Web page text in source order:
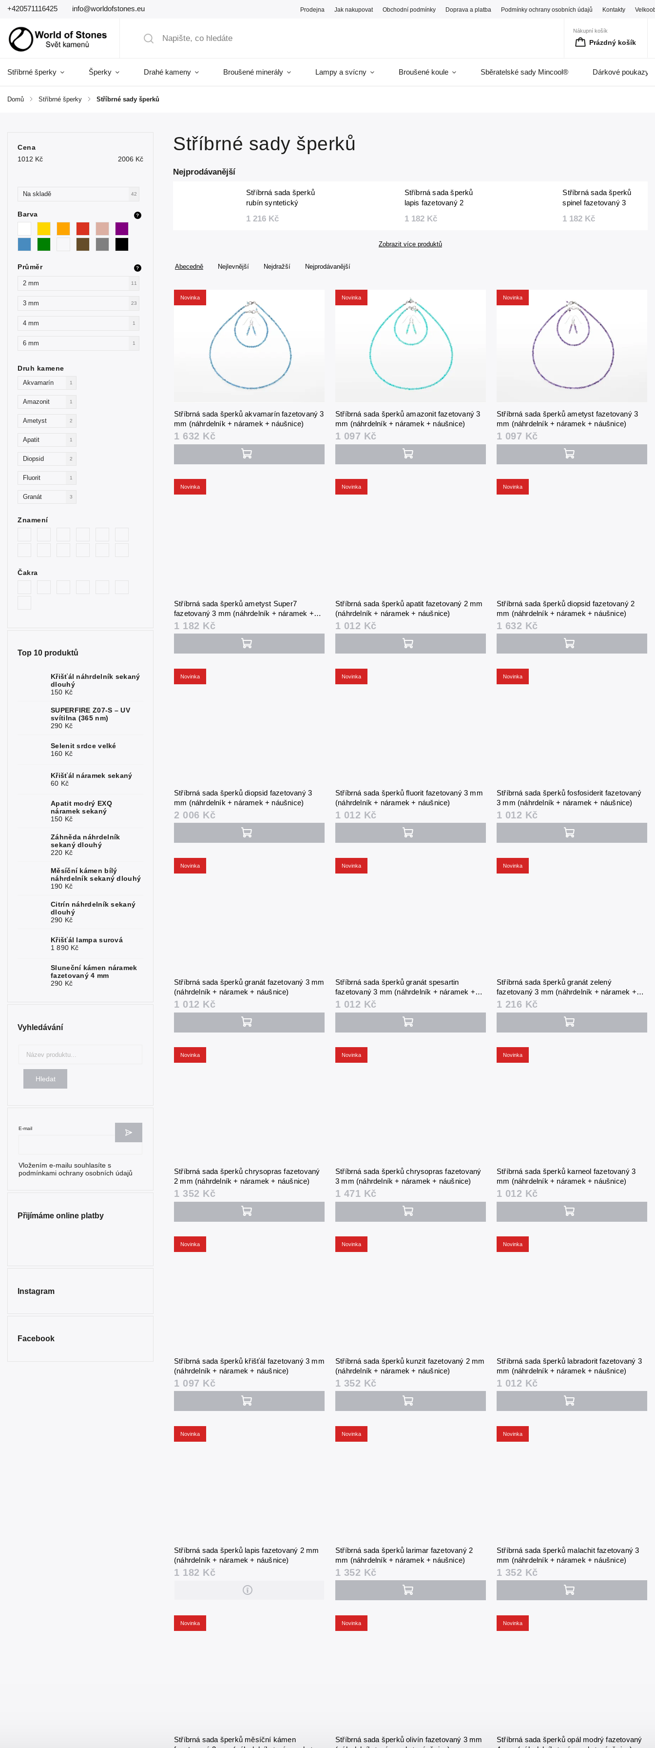
+420571116425 info@worldofstones.eu Prodejna Jak nakupovat Obchodní podmínky Doprava a platba Podmínky ochrany osobních údajů Kontakty
Nákupní košík
Prázdný košík
Stříbrné šperky Šperky Drahé kameny Broušené minerály Lampy a svícny Broušené koule Sběratelské sady Mincool® Dárkové poukazy
Domů / Stříbrné šperky / Stříbrné sady šperků
Cena
1012 Kč 2006 Kč
Na skladě 42
Barva ?
Průměr ?
2 mm 11
3 mm 23
4 mm 1
6 mm 1
Druh kamene
Akvamarín 1
Amazonit 1
Ametyst 2
Apatit 1
Diopsid 2
Fluorit 1
Granát 3
Chrysopras
Kunzit
Malachit
2
1
1
1
2
2
2
1
Fosfosiderit 1
Znamení
Čakra
Top 10 produktů
Křišťál náhrdelník sekaný
dlouhý
150 Kč
SUPERFIRE Z07-S – UV
svítilna (365 nm)
290 Kč
Selenit srdce velké
160 Kč
Křišťál náramek sekaný
60 Kč
Apatit modrý EXQ
náramek sekaný
150 Kč
Záhněda náhrdelník
sekaný dlouhý
220 Kč
Měsíční kámen bílý
náhrdelník sekaný dlouhý
190 Kč
Citrín náhrdelník sekaný
dlouhý
290 Kč
Křišťál lampa surová
1 890 Kč
Sluneční kámen náramek
fazetovaný 4 mm
290 Kč
Vyhledávání
Hledat
E-mail
Vložením e-mailu souhlasíte s
podmínkami ochrany osobních údajů
Přijímáme online platby
Instagram
Facebook
Stříbrné sady šperků
Nejprodávanější
Stříbrná sada šperků
rubín syntetický
(náhrdelník +
1 216 Kč
Stříbrná sada šperků
lapis fazetovaný 2
náramek + náušnice)
1 182 Kč
Stříbrná sada šperků
spinel fazetovaný 3
náramek + náušnice)
1 182 Kč
Zobrazit více produktů
Abecedně Nejlevnější Nejdražší Nejprodávanější
Novinka
Stříbrná sada šperků akvamarín fazetovaný 3
mm (náhrdelník + náramek + náušnice)
1 632 Kč
Novinka
Stříbrná sada šperků amazonit fazetovaný 3
mm (náhrdelník + náramek + náušnice)
1 097 Kč
Novinka
Stříbrná sada šperků ametyst fazetovaný 3
mm (náhrdelník + náramek + náušnice)
1 097 Kč
Novinka
Stříbrná sada šperků ametyst Super7
fazetovaný 3 mm (náhrdelník + náramek +
náušnice)
1 182 Kč
Novinka
Stříbrná sada šperků apatit fazetovaný 2 mm
(náhrdelník + náramek + náušnice)
1 012 Kč
Novinka
Stříbrná sada šperků diopsid fazetovaný 2
mm (náhrdelník + náramek + náušnice)
1 632 Kč
Novinka
Stříbrná sada šperků diopsid fazetovaný 3
mm (náhrdelník + náramek + náušnice)
2 006 Kč
Novinka
Stříbrná sada šperků fluorit fazetovaný 3 mm
(náhrdelník + náramek + náušnice)
1 012 Kč
Novinka
Stříbrná sada šperků fosfosiderit fazetovaný
3 mm (náhrdelník + náramek + náušnice)
1 012 Kč
Novinka
Stříbrná sada šperků granát fazetovaný 3 mm
(náhrdelník + náramek + náušnice)
1 012 Kč
Novinka
Stříbrná sada šperků granát spesartin
fazetovaný 3 mm (náhrdelník + náramek +
náušnice)
1 012 Kč
Novinka
Stříbrná sada šperků granát zelený
fazetovaný 3 mm (náhrdelník + náramek +
náušnice)
1 216 Kč
Novinka
Stříbrná sada šperků chrysopras fazetovaný
2 mm (náhrdelník + náramek + náušnice)
1 352 Kč
Novinka
Stříbrná sada šperků chrysopras fazetovaný
3 mm (náhrdelník + náramek + náušnice)
1 471 Kč
Novinka
Stříbrná sada šperků karneol fazetovaný 3
mm (náhrdelník + náramek + náušnice)
1 012 Kč
Novinka
Stříbrná sada šperků křišťál fazetovaný 3 mm
(náhrdelník + náramek + náušnice)
1 097 Kč
Novinka
Stříbrná sada šperků kunzit fazetovaný 2 mm
(náhrdelník + náramek + náušnice)
1 352 Kč
Novinka
Stříbrná sada šperků labradorit fazetovaný 3
mm (náhrdelník + náramek + náušnice)
1 012 Kč
Novinka
Stříbrná sada šperků lapis fazetovaný 2 mm
(náhrdelník + náramek + náušnice)
1 182 Kč
Novinka
Stříbrná sada šperků larimar fazetovaný 2
mm (náhrdelník + náramek + náušnice)
1 352 Kč
Novinka
Stříbrná sada šperků malachit fazetovaný 3
mm (náhrdelník + náramek + náušnice)
1 352 Kč
Novinka
Stříbrná sada šperků měsíční kámen
Novinka
Stříbrná sada šperků olivín fazetovaný 3 mm
Novinka
Stříbrná sada šperků opál modrý fazetovaný